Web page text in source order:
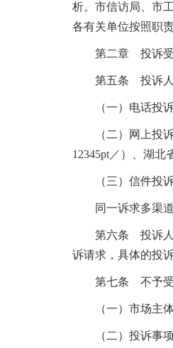
析。市信访局、市
各有关单位按照职
第二章 投诉
第五条 投诉人
（一）电话投
（二）网上投
12345pt／）、湖北
（三）信件投
同一诉求多渠
第六条 投诉人
诉请求，具体的投
第七条 不予受
（一）市场主
（二）投诉事